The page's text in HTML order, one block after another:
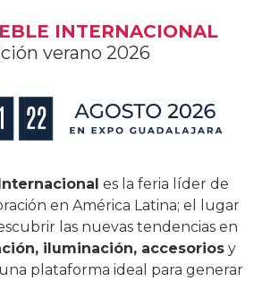
INTERNACIONAL
verano 2026
es la feria líder de
en América Latina; el lugar
las nuevas tendencias en
iluminación, accesorios y
una plataforma ideal para generar